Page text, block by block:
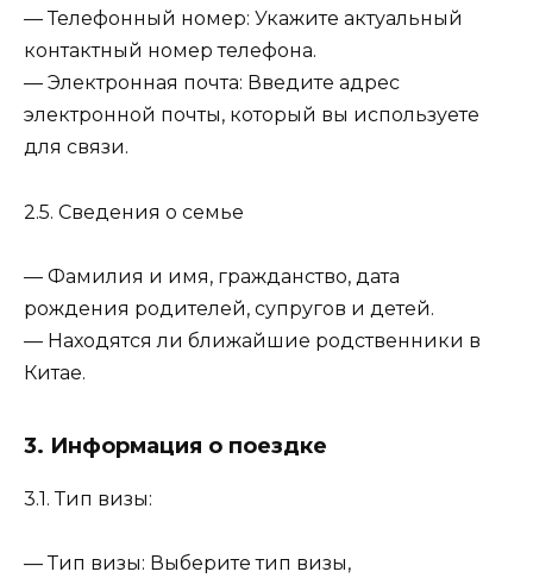
— Телефонный номер: Укажите актуальный
контактный номер телефона.
— Электронная почта: Введите адрес
электронной почты, который вы используете
для связи.
2.5. Сведения о семье
— Фамилия и имя, гражданство, дата
рождения родителей, супругов и детей.
— Находятся ли ближайшие родственники в
Китае.
3. Информация о поездке
3.1. Тип визы:
— Тип визы: Выберите тип визы,